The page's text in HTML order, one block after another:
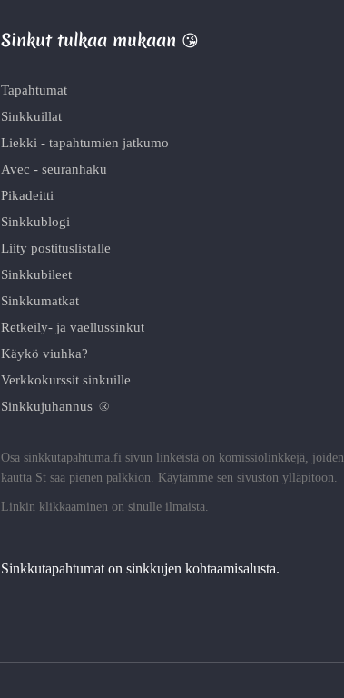
Sinkut tulkaa mukaan 😘
Tapahtumat
Sinkkuillat
Liekki - tapahtumien jatkumo
Avec - seuranhaku
Pikadeitti
Sinkkublogi
Liity postituslistalle
Sinkkubileet
Sinkkumatkat
Retkeily- ja vaellussinkut
Käykö viuhka?
Verkkokurssit sinkuille
Sinkkujuhannus ®
Osa sinkkutapahtuma.fi sivun linkeistä on komissiolinkkejä, joiden
kautta St saa pienen palkkion. Käytämme sen sivuston ylläpitoon.
Linkin klikkaaminen on sinulle ilmaista.
Sinkkutapahtumat on sinkkujen kohtaamisalusta.